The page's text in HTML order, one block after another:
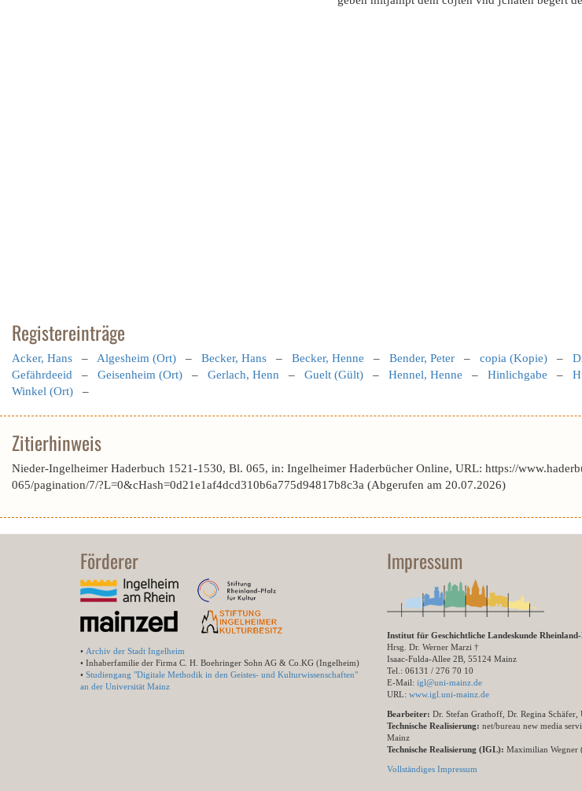
Registereinträge
Acker, Hans – Algesheim (Ort) – Becker, Hans – Becker, Henne – Bender, Peter – copia (Kopie) –
Gefährdeeid – Geisenheim (Ort) – Gerlach, Henn – Guelt (Gült) – Hennel, Henne – Hinlichgabe –
Winkel (Ort) –
Zitierhinweis
Nieder-Ingelheimer Haderbuch 1521-1530, Bl. 065, in: Ingelheimer Haderbücher Online, URL: https://
065/pagination/7/?L=0&cHash=0d21e1af4dcd310b6a775d94817b8c3a (Abgerufen am 20.07.2026)
Förderer
• Archiv der Stadt Ingelheim
• Inhaberfamilie der Firma C. H. Boehringer Sohn AG & Co.KG (Ingelheim)
• Studiengang "Digitale Methodik in den Geistes- und Kulturwissenschaften"
an der Universität Mainz
Impressum
Institut für Geschichtliche Landeskunde
Hrsg. Dr. Werner Marzi †
Isaac-Fulda-Allee 2B, 55124 Mainz
Tel.: 06131 / 276 70 10
E-Mail: igl@uni-mainz.de
URL: www.igl.uni-mainz.de
Bearbeiter: Dr. Stefan Grathoff, Dr. Regina Schäfer,
Technische Realisierung: net/bureau new media
Mainz
Technische Realisierung (IGL): Maximilian Wegner
Vollständiges Impressum